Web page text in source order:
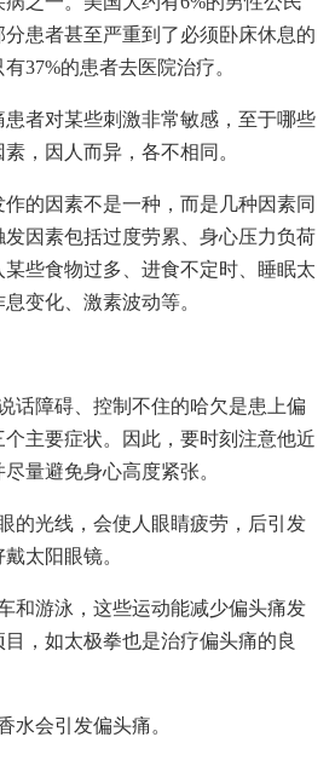
患者甚至严重到了必须卧床休息的
37%的患者去医院治疗。
患者对某些刺激非常敏感，至于哪些
，因人而异，各不相同。
的因素不是一种，而是几种因素同
因素包括过度劳累、身心压力负荷
些食物过多、进食不定时、睡眠太
变化、激素波动等。
话障碍、控制不住的哈欠是患上偏
主要症状。因此，要时刻注意他近
量避免身心高度紧张。
的光线，会使人眼睛疲劳，后引发
太阳眼镜。
和游泳，这些运动能减少偏头痛发
，如太极拳也是治疗偏头痛的良
水会引发偏头痛。